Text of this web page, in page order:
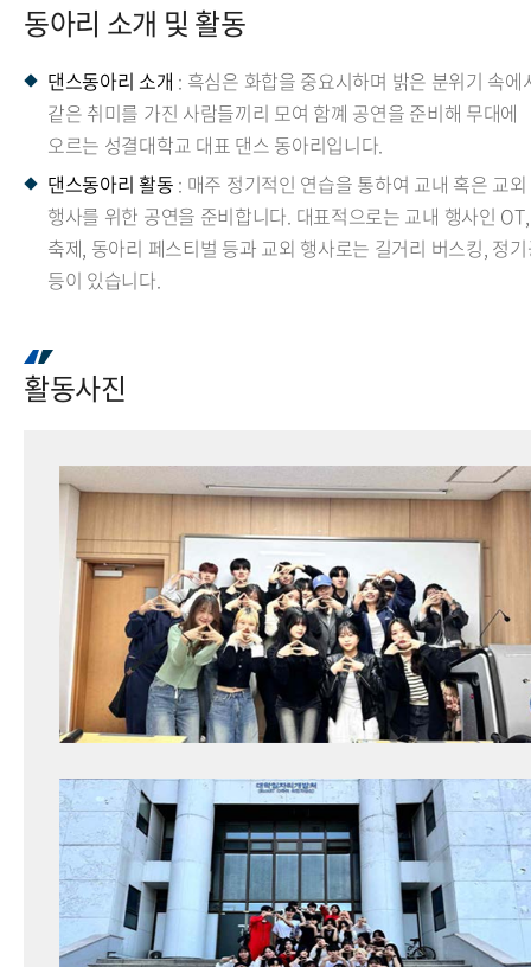
동아리 소개 및 활동
댄스동아리 소개 : 흑심은 화합을 중요시하며 밝은 분위기 속에
같은 취미를 가진 사람들끼리 모여 함꼐 공연을 준비해 무대에
오르는 성결대학교 대표 댄스 동아리입니다.
댄스동아리 활동 : 매주 정기적인 연습을 통하여 교내 혹은 교외
행사를 위한 공연을 준비합니다. 대표적으로는 교내 행사인 OT,
축제, 동아리 페스티벌 등과 교외 행사로는 길거리 버스킹, 정
등이 있습니다.
활동사진